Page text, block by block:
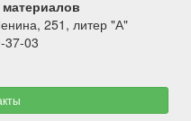
251, литер "А"
37-03